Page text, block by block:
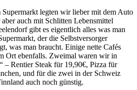
legten wir lieber mit dem Auto
auch mit Schlitten Lebensmittel
gibt es eigentlich alles was man
der die Selbstversorger
was man braucht. Einige nette Cafés
Ort ebenfalls. Zweimal waren wir in
– Rentier Steak für 19,90€, Pizza für
und für die zwei in der Schweiz
auch noch günstig.